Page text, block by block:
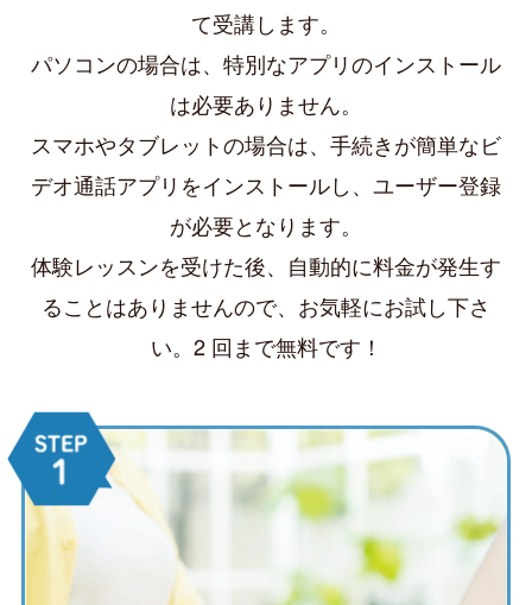
て受講します。
パソコンの場合は、特別なアプリのインストール
は必要ありません。
スマホやタブレットの場合は、手続きが簡単なビ
デオ通話アプリをインストールし、ユーザー登録
が必要となります。
体験レッスンを受けた後、自動的に料金が発生す
ることはありませんので、お気軽にお試し下さ
い。2 回まで無料です！